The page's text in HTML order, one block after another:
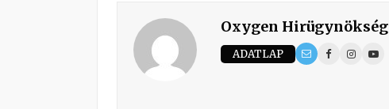
Oxygen Hirügynökség
ADATLAP